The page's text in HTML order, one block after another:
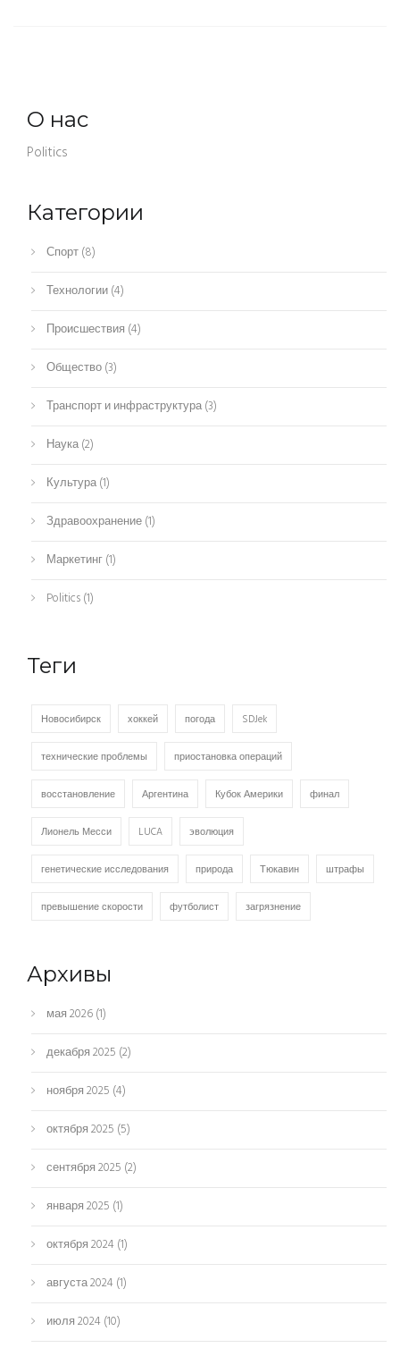
О нас
Politics
Категории
Спорт(8)
Технологии(4)
Происшествия (4)
Общество(3)
Транспорт и инфраструктура(3)
Наука(2)
Культура(1)
Здравоохранение(1)
Маркетинг(1)
Politics(1)
Теги
Новосибирск хоккей погода SDJek
технические проблемы приостановка операций
восстановление Аргентина Кубок Америки финал
Лионель Месси LUCA эволюция
генетические исследования природа Тюкавин штрафы
превышение скорости футболист загрязнение
Архивы
мая 2026(1)
декабря 2025 (2)
ноября 2025 (4)
октября 2025 (5)
сентября 2025 (2)
января 2025 (1)
октября 2024 (1)
августа 2024 (1)
июля 2024 (10)